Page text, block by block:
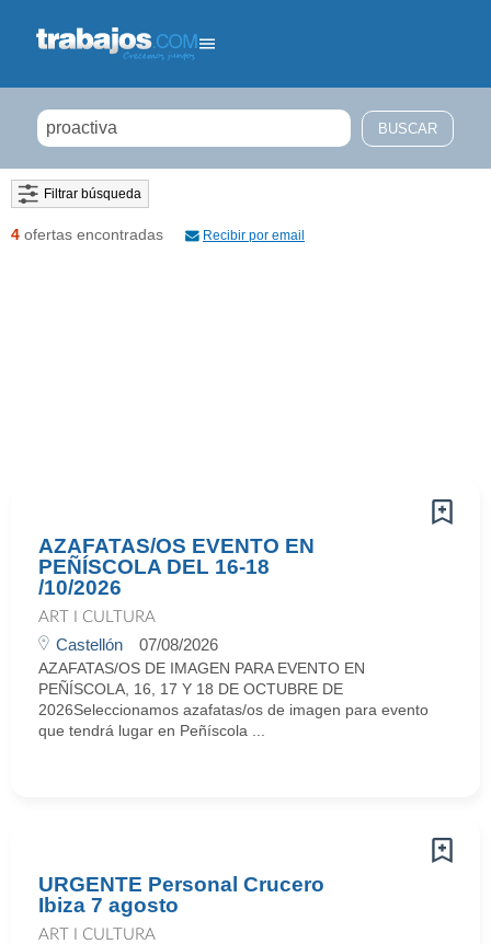
Filtrar búsqueda
4 ofertas encontradas Recibir por email
AZAFATAS/OS EVENTO EN
PEÑÍSCOLA DEL 16-18
/10/2026
ART I CULTURA
Castellón 07/08/2026
AZAFATAS/OS DE IMAGEN PARA EVENTO EN
PEÑÍSCOLA, 16, 17 Y 18 DE OCTUBRE DE
2026Seleccionamos azafatas/os de imagen para evento
que tendrá lugar en Peñíscola ...
URGENTE Personal Crucero
Ibiza 7 agosto
ART I CULTURA